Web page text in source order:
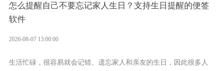
怎么提醒自己不要忘记家人生日？支持生日提醒的便签
软件
2026-08-07 13:00:00
生活忙碌，很容易就会记错、遗忘家人和亲友的生日，因此很多人